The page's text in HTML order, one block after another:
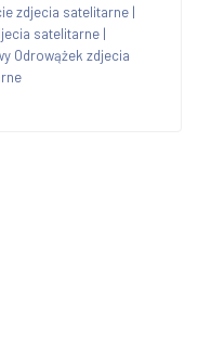
zdjecia satelitarne |
satelitarne |
Odrowążek zdjecia